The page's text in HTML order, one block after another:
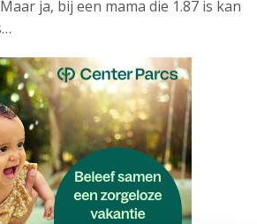
ja, bij een mama die 1.87 is kan